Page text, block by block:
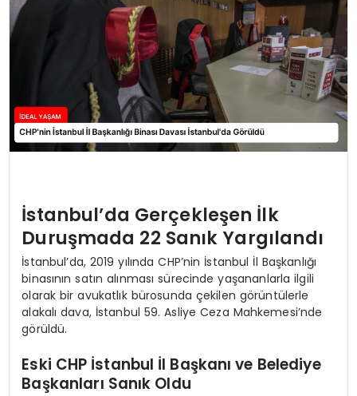
İstanbul’da Gerçekleşen İlk
Duruşmada 22 Sanık Yargılandı
İstanbul’da, 2019 yılında CHP’nin İstanbul İl Başkanlığı
binasının satın alınması sürecinde yaşananlarla ilgili
olarak bir avukatlık bürosunda çekilen görüntülerle
alakalı dava, İstanbul 59. Asliye Ceza Mahkemesi’nde
görüldü.
Eski CHP İstanbul İl Başkanı ve Belediye
Başkanları Sanık Oldu